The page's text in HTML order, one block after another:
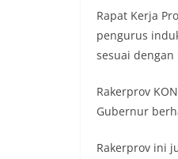
Rapat Kerja
pengurus
sesuai dengan
Rakerprov
Gubernur
Rakerprov ini